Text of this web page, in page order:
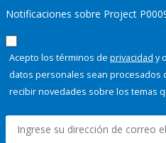
Notificaciones sobre Project
Acepto los términos de privacidad y
datos personales sean procesados
recibir novedades sobre los temas